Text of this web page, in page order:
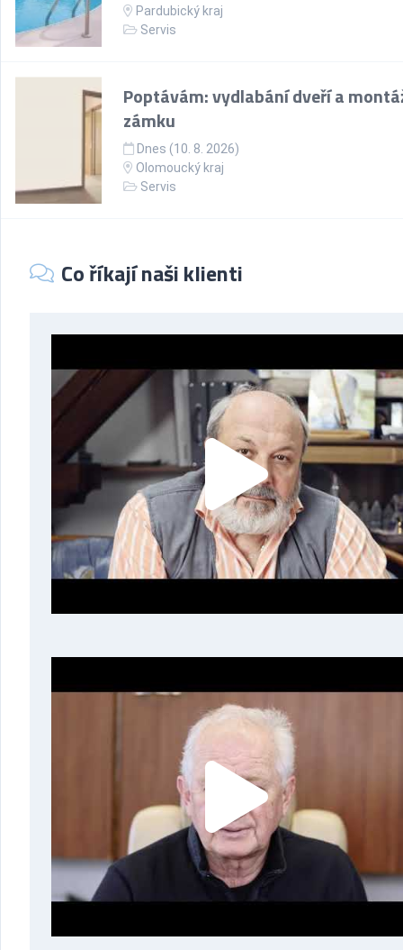
Pardubický kraj
Servis
Poptávám: vydlabání dveří a
zámku
Dnes (10. 8. 2026)
Olomoucký kraj
Servis
Co říkají naši klienti